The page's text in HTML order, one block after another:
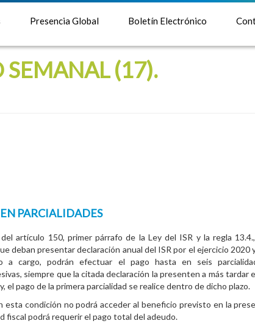
Presencia Global Boletín Electrónico
(17).
EN PARCIALIDADES
artículo 150, primer párrafo de la Ley del ISR y la regla
deban presentar declaración anual del ISR por el ejercicio 2020
a cargo, podrán efectuar el pago hasta en seis
siempre que la citada declaración la presenten a más tardar
el pago de la primera parcialidad se realice dentro de dicho plazo.
esta condición no podrá acceder al beneficio previsto en la
fiscal podrá requerir el pago total del adeudo.